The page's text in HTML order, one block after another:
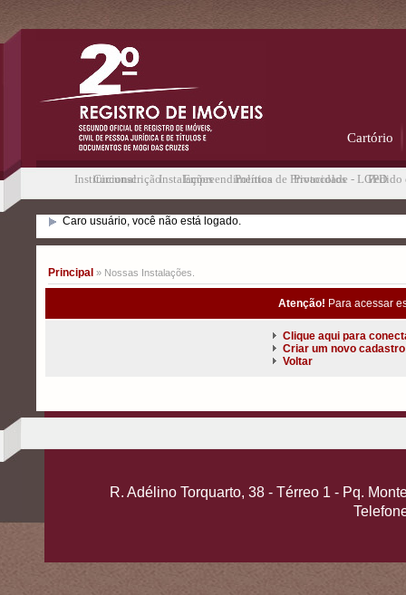
Cartório
Institucional Instalações Política de Privacidade - LGPD
Circunscrição Empreendimentos Protocolos Pedido
Caro usuário, você não está logado.
Principal » Nossas Instalações.
Atenção! Para acessar
Clique aqui para
Criar um novo cadastro
Voltar
R. Adélino Torquarto, 38 - Térreo 1 - Pq.